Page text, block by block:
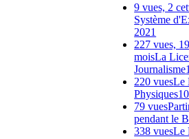
9 vues, 2
Système
2021
227 vues,
moisLa
Journalisme
220 vuesLe
Physiques
79 vues
pendant le
338 vuesLe